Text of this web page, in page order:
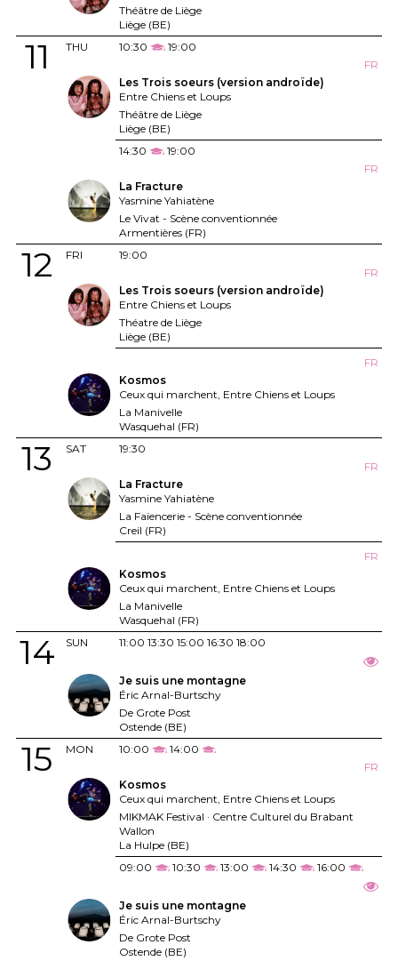
Théâtre de Liège
Liège (BE)
THU
11 10:30
19:00
FR
Les Trois soeurs (version androïde)
Entre Chiens et Loups
Théâtre de Liège
Liège (BE)
14:30
19:00
FR
La Fracture
Yasmine Yahiatène
Le Vivat - Scène conventionnée
Armentières (FR)
FRI
12
19:00
FR
Les Trois soeurs (version androïde)
Entre Chiens et Loups
Théatre de Liège
Liège (BE)
FR
Kosmos
Ceux qui marchent, Entre Chiens et Loups
La Manivelle
Wasquehal (FR)
SAT
13
19:30
FR
La Fracture
Yasmine Yahiatène
La Faïencerie - Scène conventionnée
Creil (FR)
FR
Kosmos
Ceux qui marchent, Entre Chiens et Loups
La Manivelle
Wasquehal (FR)
SUN
14 11:00 13:30 15:00 16:30 18:00
Je suis une montagne
Éric Arnal-Burtschy
De Grote Post
Ostende (BE)
MON
15 10:00
14:00
FR
Kosmos
Ceux qui marchent, Entre Chiens et Loups
MIKMAK Festival · Centre Culturel du Brabant
Wallon
La Hulpe (BE)
09:00
10:30 13:00 14:30 16:00
Je suis une montagne
Éric Arnal-Burtschy
De Grote Post
Ostende (BE)